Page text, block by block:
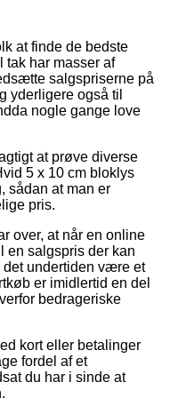
at finde de bedste
tak har masser af
salgspriserne på
yderligere også til
nogle gange love
at prøve diverse
5 x 10 cm bloklys
sådan at man er
pris.
over, at når en online
en salgspris der kan
det undertiden være et
er imidlertid en del
bedrageriske
kort eller betalinger
fordel af et
du har i sinde at